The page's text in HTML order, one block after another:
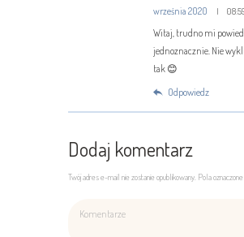
września 2020
Witaj, trudno mi
jednoznacznie. Nie
tak 😊
Odpowiedz
Dodaj komentarz
Twój adres e-mail nie zostanie opublikowany. Pola